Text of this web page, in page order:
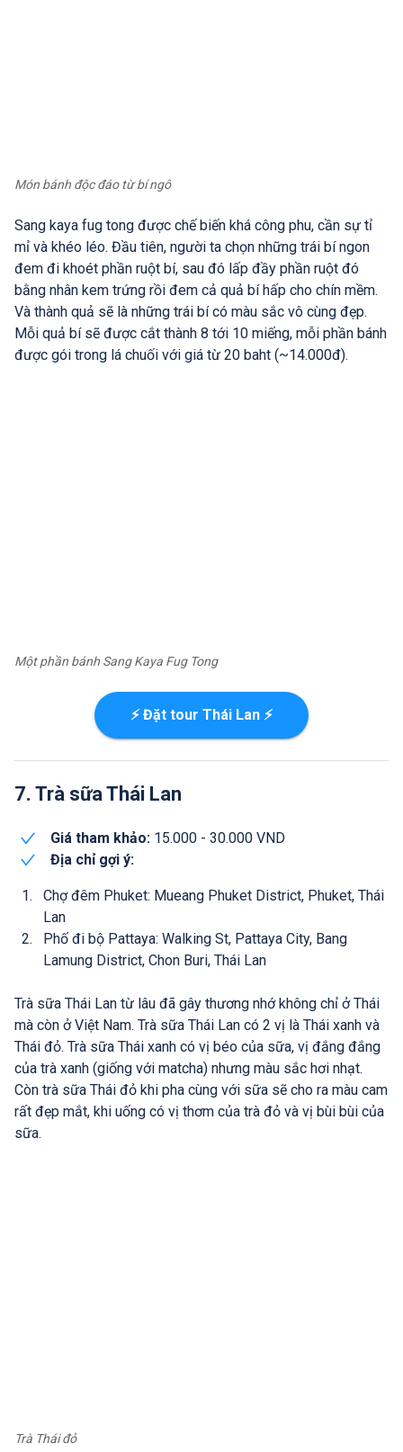
Món bánh độc đáo từ bí ngô
Sang kaya fug tong được chế biến khá công phu, cần sự tỉ
mỉ và khéo léo. Đầu tiên, người ta chọn những trái bí ngon
đem đi khoét phần ruột bí, sau đó lấp đầy phần ruột đó
bằng nhân kem trứng rồi đem cả quả bí hấp cho chín mềm.
Và thành quả sẽ là những trái bí có màu sắc vô cùng đẹp.
Mỗi quả bí sẽ được cắt thành 8 tới 10 miếng, mỗi phần bánh
được gói trong lá chuối với giá từ 20 baht (~14.000đ).
Một phần bánh Sang Kaya Fug Tong
⚡ Đặt tour Thái Lan ⚡
7. Trà sữa Thái Lan
Giá tham khảo: 15.000 - 30.000 VND
Địa chỉ gợi ý:
Chợ đêm Phuket: Mueang Phuket District, Phuket, Thái
Lan
Phố đi bộ Pattaya: Walking St, Pattaya City, Bang
Lamung District, Chon Buri, Thái Lan
Trà sữa Thái Lan từ lâu đã gây thương nhớ không chỉ ở Thái
mà còn ở Việt Nam. Trà sữa Thái Lan có 2 vị là Thái xanh và
Thái đỏ. Trà sữa Thái xanh có vị béo của sữa, vị đắng đắng
của trà xanh (giống với matcha) nhưng màu sắc hơi nhạt.
Còn trà sữa Thái đỏ khi pha cùng với sữa sẽ cho ra màu cam
rất đẹp mắt, khi uống có vị thơm của trà đỏ và vị bùi bùi của
sữa.
Trà Thái đỏ